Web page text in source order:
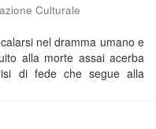
Culturale
nel dramma umano e
alla morte assai acerba
di fede che segue alla